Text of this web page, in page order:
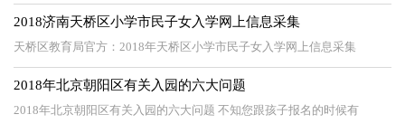
2018济南天桥区小学市民子女入学网上信息采集
天桥区教育局官方：2018年天桥区小学市民子女入学网上信息采集
2018年北京朝阳区有关入园的六大问题
2018年北京朝阳区有关入园的六大问题 不知您跟孩子报名的时候有